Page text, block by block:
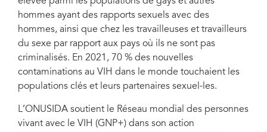
hommes ayant des rapports sexuels avec des
hommes, ainsi que chez les travailleuses et travailleurs
du sexe par rapport aux pays où ils ne sont pas
criminalisés. En 2021, 70 % des nouvelles
contaminations au VIH dans le monde touchaient les
populations clés et leurs partenaires sexuel-les.
L’ONUSIDA soutient le Réseau mondial des personnes
vivant avec le VIH (GNP+) dans son action